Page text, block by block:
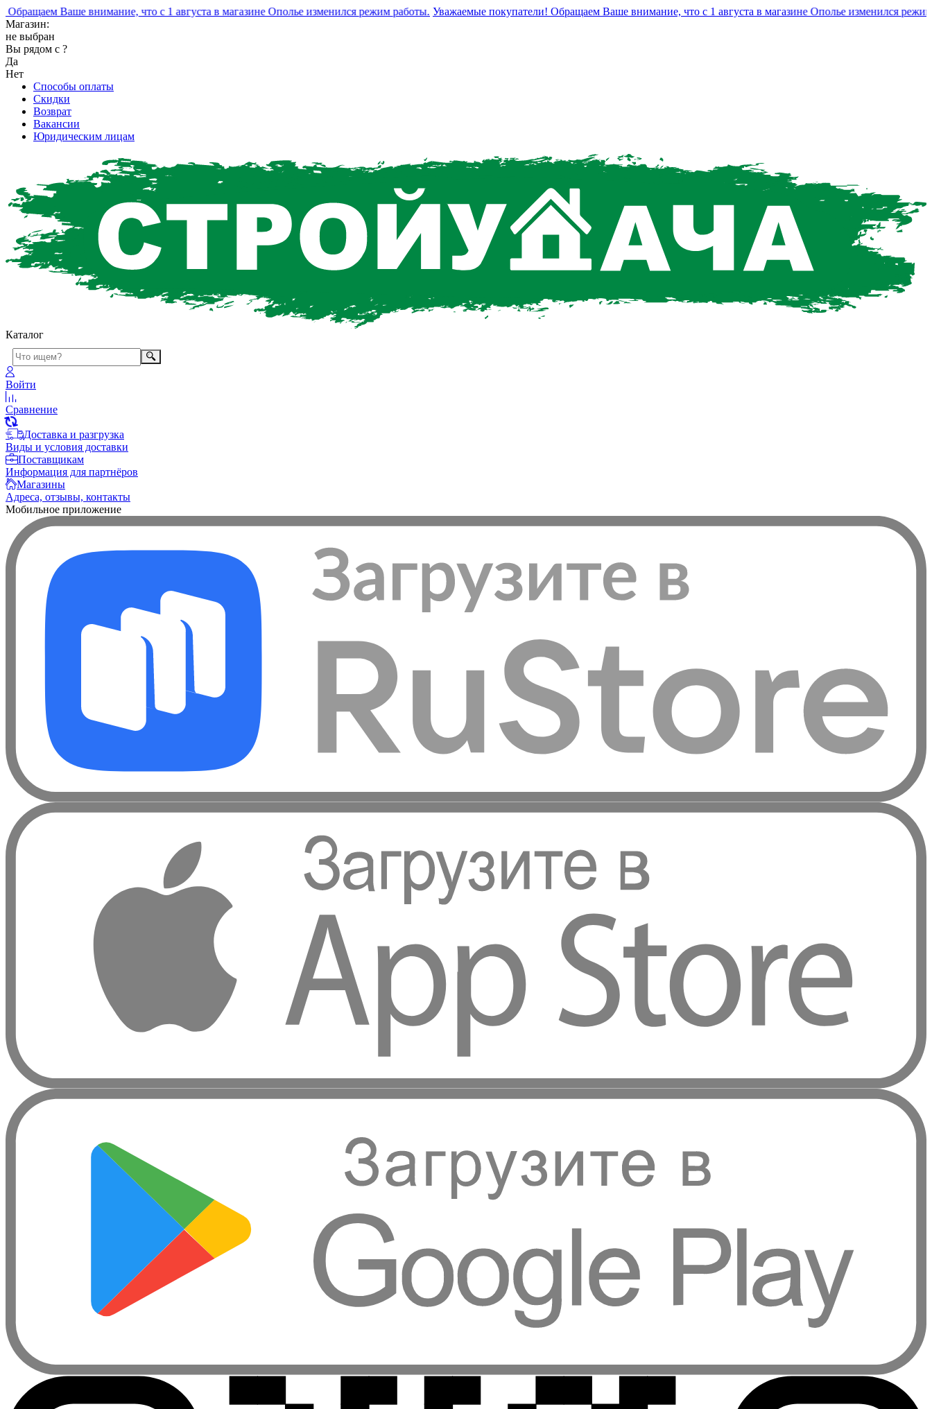
Ваше внимание, что с 1 августа в магазине Ополье изменился режим работы. Уважаемые покупатели! Обращаем Ваше внимание, что с 1 августа в магазине Ополье изменился режим
Магазин:
не выбран
Вы рядом с ?
Да
Нет
Способы оплаты
Скидки
Возврат
Вакансии
Юридическим лицам
Каталог
Войти
Сравнение
Доставка и разгрузка
Виды и условия доставки
Поставщикам
Информация для партнёров
Магазины
Адреса, отзывы, контакты
Мобильное приложение